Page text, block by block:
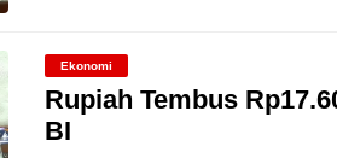
Ekonomi
Rupiah Tembus
BI